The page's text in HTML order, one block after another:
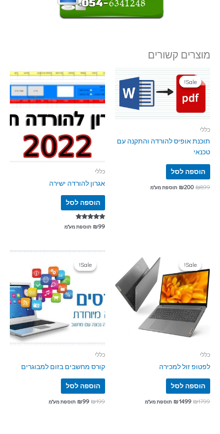
מוצרים קשורים
Sale!
Sale!
כללי
תוכנת אופיס להורדה והתקנה עם
טכנאי
הוספה לסל
₪899
₪200 תוספת מע"מ
כללי
אגרון להורדה ישירה
הוספה לסל
דורג
5.00
₪99 תוספת מע"מ
Sale!
Sale!
כללי
לפטופ זול למכירה
הוספה לסל
₪1799
₪1499 תוספת מע"מ
Sale!
Sale!
כללי
קורס מחשבים בזום למבוגרים
הוספה לסל
₪199
₪99 תוספת מע"מ